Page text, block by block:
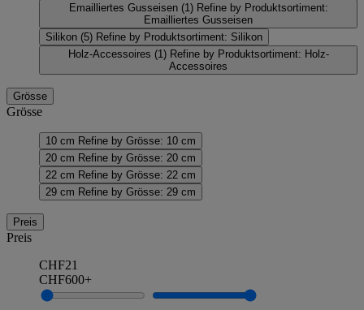
Emailliertes Gusseisen (1) Refine by Produktsortiment:
Emailliertes Gusseisen
Silikon (5) Refine by Produktsortiment: Silikon
Holz-Accessoires (1) Refine by Produktsortiment: Holz-
Accessoires
Grösse
Grösse
10 cm Refine by Grösse: 10 cm
20 cm Refine by Grösse: 20 cm
22 cm Refine by Grösse: 22 cm
29 cm Refine by Grösse: 29 cm
Preis
Preis
CHF21
CHF600+